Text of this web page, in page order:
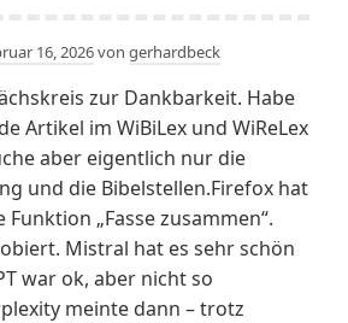
16, 2026von gerhardbeck
zur Dankbarkeit. Habe
Artikel im WiBiLex und WiReLex
aber eigentlich nur die
und die Bibelstellen.Firefox hat
Funktion „Fasse zusammen“.
Mistral hat es sehr schön
war ok, aber nicht so
meinte dann – trotz